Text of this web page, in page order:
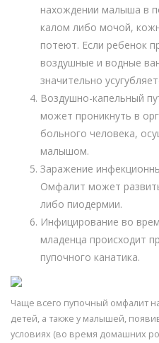
нахождении малыша в
калом либо мочой,
потеют. Если ребенок
воздушные и водные
значительно
Воздушно-капельный
может проникнуть в
больного человека,
малышом.
Заражение
Омфалит может
либо пиодермии.
Инфицирование во
младенца происходит
пупочного канатика.
Чаще всего пупочный омфалит
детей, а также у малышей,
условиях (во время домашних